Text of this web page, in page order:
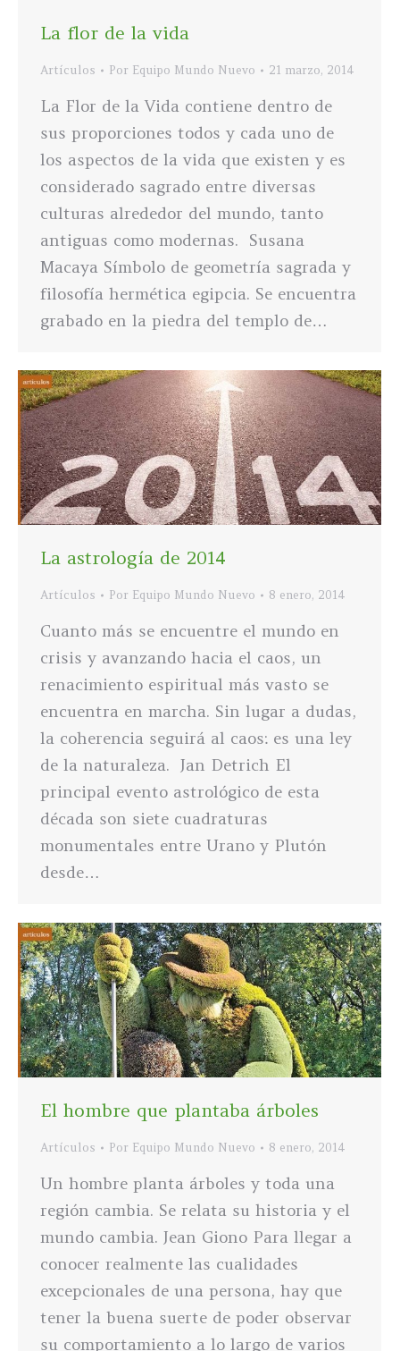
La flor de la vida
Artículos Por Equipo Mundo Nuevo 21 marzo, 2014
La Flor de la Vida contiene dentro de
sus proporciones todos y cada uno de
los aspectos de la vida que existen y es
considerado sagrado entre diversas
culturas alrededor del mundo, tanto
antiguas como modernas. Susana
Macaya Símbolo de geometría sagrada y
filosofía hermética egipcia. Se encuentra
grabado en la piedra del templo de…
La astrología de 2014
Artículos Por Equipo Mundo Nuevo 8 enero, 2014
Cuanto más se encuentre el mundo en
crisis y avanzando hacia el caos, un
renacimiento espiritual más vasto se
encuentra en marcha. Sin lugar a dudas,
la coherencia seguirá al caos: es una ley
de la naturaleza. Jan Detrich El
principal evento astrológico de esta
década son siete cuadraturas
monumentales entre Urano y Plutón
desde…
El hombre que plantaba árboles
Artículos Por Equipo Mundo Nuevo 8 enero, 2014
Un hombre planta árboles y toda una
región cambia. Se relata su historia y el
mundo cambia. Jean Giono Para llegar a
conocer realmente las cualidades
excepcionales de una persona, hay que
tener la buena suerte de poder observar
su comportamiento a lo largo de varios